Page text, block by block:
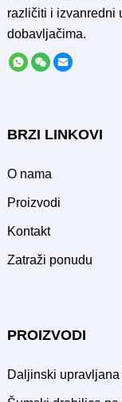
različiti i izvanredni
dobavljačima.
BRZI LINKOVI
O nama
Proizvodi
Kontakt
Zatraži ponudu
PROIZVODI
Daljinski